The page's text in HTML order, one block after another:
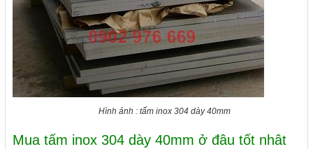
Hình ảnh : tấm inox 304 dày 40mm
Mua tấm inox 304 dày 40mm ở đâu tốt nhât